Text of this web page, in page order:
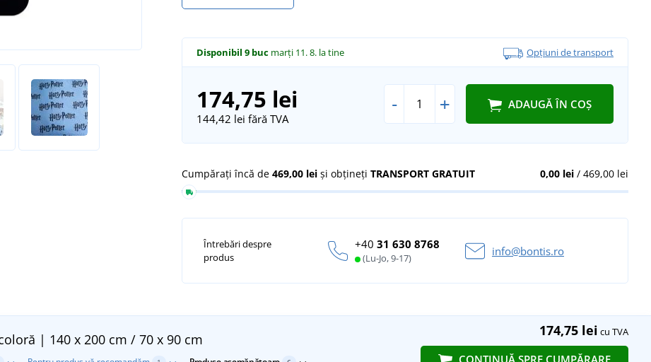
Disponibil 9 buc marți 11. 8. la tine Opțiuni de transport
174,75 lei
144,42 lei fără TVA
- + ADAUGĂ ÎN COȘ
0,00 lei/ 469,00 lei
Cumpărați încă de 469,00 lei și obțineți TRANSPORT GRATUIT
Întrebări despre
produs
+40 31 630 8768
(Lu-Jo, 9-17)
info@bontis.ro
174,75 lei cu TVA
| 140 x 200 cm / 70 x 90 cm